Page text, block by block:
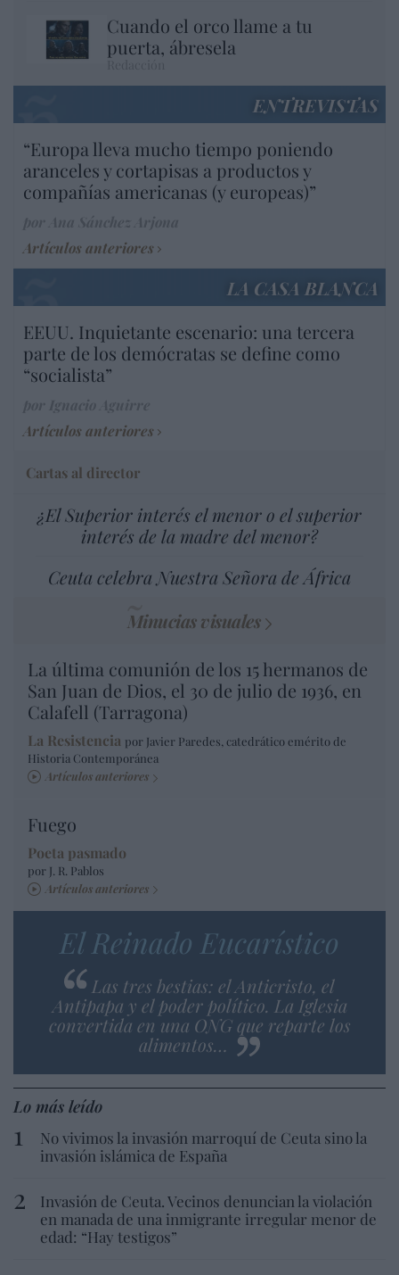
Cuando el orco llame a tu
puerta, ábresela
ENTREVISTAS
“Europa lleva mucho tiempo poniendo
aranceles y cortapisas a productos y
compañías americanas (y europeas)”
Artículos anteriores
LA CASA BLANCA
EEUU. Inquietante escenario: una tercera
parte de los demócratas se define como
“socialista”
Artículos anteriores
Cartas al director
¿El Superior interés el menor o el superior
interés de la madre del menor?
Ceuta celebra Nuestra Señora de África
Minucias visuales
La última comunión de los 15 hermanos de
San Juan de Dios, el 30 de julio de 1936, en
Calafell (Tarragona)
La Resistencia por Javier Paredes, catedrático emérito de
Historia Contemporánea
Artículos anteriores
Fuego
Poeta pasmado
por J. R. Pablos
Artículos anteriores
El Reinado Eucarístico
Las tres bestias: el Anticristo, el
Antipapa y el poder político. La Iglesia
convertida en una ONG que reparte los
alimentos…
Lo más leído
No vivimos la invasión marroquí de Ceuta sino la
invasión islámica de España
Invasión de Ceuta. Vecinos denuncian la violación
en manada de una inmigrante irregular menor de
edad: “Hay testigos”